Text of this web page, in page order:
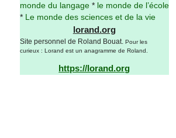
monde du langage* le monde de l’école
*
Le monde des sciences et de la vie
lorand.org
Site personnel de Roland Bouat. Pour les
curieux : Lorand est un anagramme de Roland.
https://lorand.org